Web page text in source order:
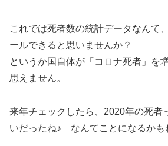
これでは死者数の統計データなんて
ールできると思いませんか？
というか国自体が「コロナ死者」を
思えません。
来年チェックしたら、2020年の死者
いだったね♪ なんてことになるかも